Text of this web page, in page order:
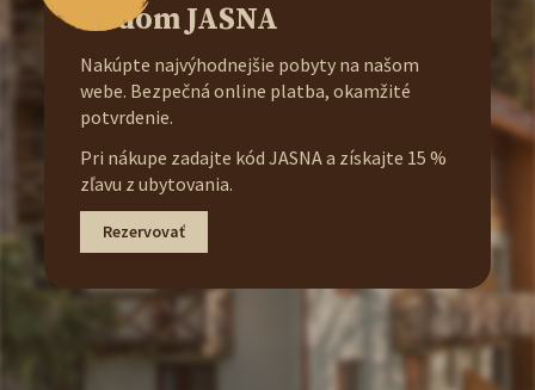
dokonalý relax
Užite si pobyt v prírode, vyčistite si hlavu,
oddýchnite si fyzicky aj psychicky v srdci
prírody.
Naše príjemné wellness Vám pomôže uvoľniť
sa po náročnom dni na horách a zrelaxovať sa
po Vašom dobrodružstve.
Len pre rezervácie cez našu webovú stránku.
Pri nákupe zadajte kód JASNA a získajte 15 %
zľavu z ubytovania.